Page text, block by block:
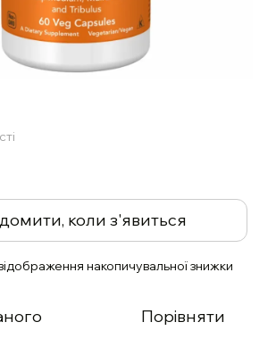
коли з'явиться
накопичувальної знижки
Порівняти